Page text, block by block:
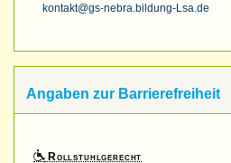
kontakt@gs-nebra.bildung-Lsa.de
Angaben zur Barrierefreiheit
Rollstuhlgerecht